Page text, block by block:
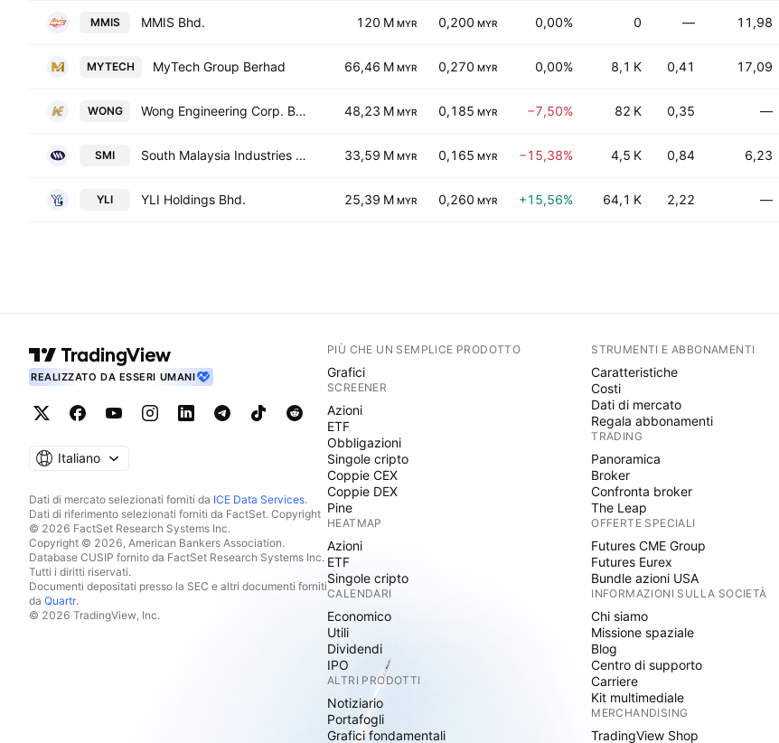
MMIS MMIS Bhd. 120 M MYR 0,200 MYR 0,00% 0 — 11,98
MYTECH MyTech Group Berhad 66,46 M MYR 0,270 MYR 0,00% 8,1 K 0,41 17,09
WONG Wong Engineering Corp. Bhd. 48,23 M MYR 0,185 MYR −7,50% 82 K 0,35 —
SMI South Malaysia Industries Bhd. 33,59 M MYR 0,165 MYR −15,38% 4,5 K 0,84 6,23
YLI YLI Holdings Bhd. 25,39 M MYR 0,260 MYR +15,56% 64,1 K 2,22 —
REALIZZATO DA ESSERI UMANI
Italiano
Dati di mercato selezionati forniti da ICE Data Services.
Dati di riferimento selezionati forniti da FactSet. Copyright
© 2026 FactSet Research Systems Inc.
Copyright © 2026, American Bankers Association.
Database CUSIP fornito da FactSet Research Systems Inc.
Tutti i diritti riservati.
Documenti depositati presso la SEC e altri documenti forniti
da Quartr.
© 2026 TradingView, Inc.
PIÙ CHE UN SEMPLICE PRODOTTO
Grafici
SCREENER
Azioni
ETF
Obbligazioni
Singole cripto
Coppie CEX
Coppie DEX
Pine
HEATMAP
Azioni
ETF
Singole cripto
CALENDARI
Economico
Utili
Dividendi
IPO
ALTRI PRODOTTI
Notiziario
Portafogli
Grafici fondamentali
STRUMENTI E ABBONAMENTI
Caratteristiche
Costi
Dati di mercato
Regala abbonamenti
TRADING
Panoramica
Broker
Confronta broker
The Leap
OFFERTE SPECIALI
Futures CME Group
Futures Eurex
Bundle azioni USA
INFORMAZIONI SULLA SOCIETÀ
Chi siamo
Missione spaziale
Blog
Centro di supporto
Carriere
Kit multimediale
MERCHANDISING
TradingView Shop